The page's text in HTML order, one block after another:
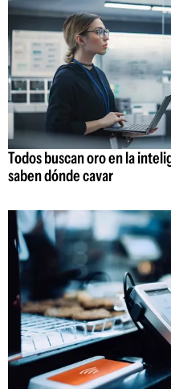
Todos buscan oro en la
saben dónde cavar